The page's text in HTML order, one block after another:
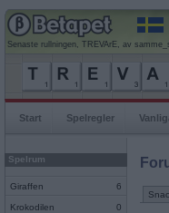
Senaste rullningen, TREVArE, av
Start Spelregler
Spelrum
Giraffen 6
Krokodilen 0